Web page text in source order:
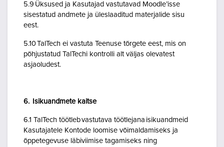
5.9 Üksused ja Kasutajad vastutavad Moodle’isse
sisestatud andmete ja üleslaaditud materjalide sisu
eest.
5.10 TalTech ei vastuta Teenuse tõrgete eest, mis on
põhjustatud TalTechi kontrolli alt väljas olevatest
asjaoludest.
6. Isikuandmete kaitse
6.1 TalTech töötleb vastutava töötlejana isikuandmeid
Kasutajatele Kontode loomise võimaldamiseks ja
õppetegevuse läbiviimise tagamiseks ning